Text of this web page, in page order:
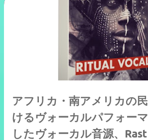
アフリカ・南アメリカの
けるヴォーカルパフォー
したヴォーカル音源、Rast